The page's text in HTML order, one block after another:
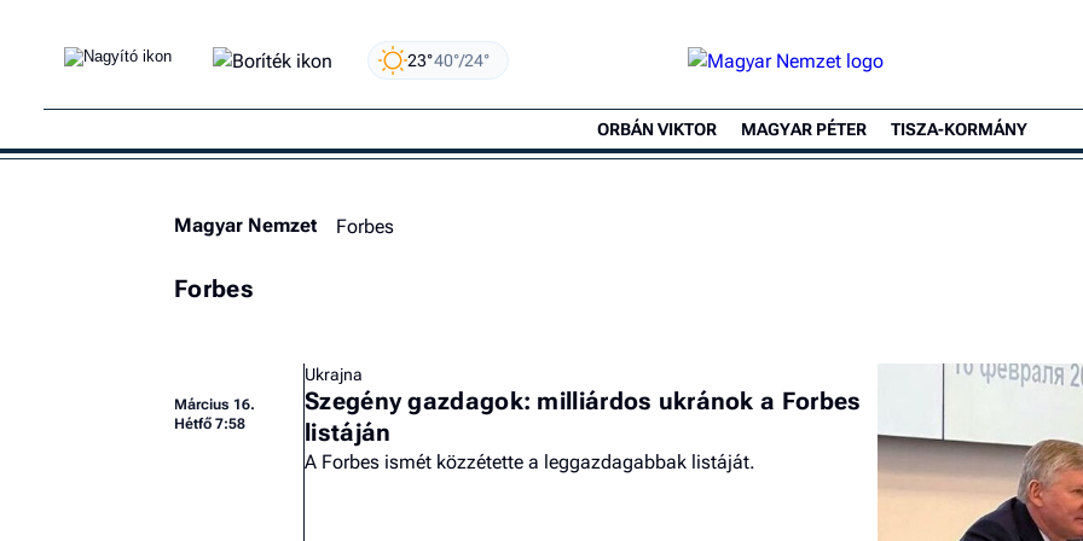
23°40°/24°
ORBÁN VIKTOR MAGYAR PÉTER TISZA-KORMÁNY
Magyar Nemzet Forbes
Forbes
Március 16.
Hétfő 7:58
Ukrajna
Szegény gazdagok: milliárdos ukránok a Forbes
listáján
A Forbes ismét közzétette a leggazdagabbak listáját.